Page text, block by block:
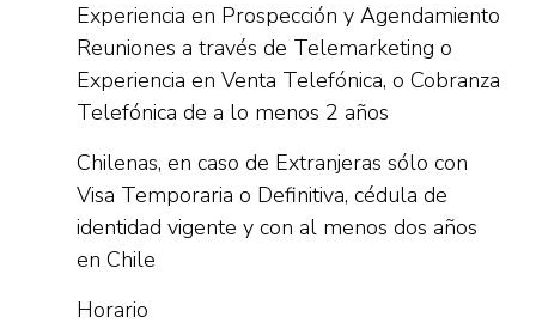
Experiencia en Prospección y Agendamiento
Reuniones a través de Telemarketing o
Experiencia en Venta Telefónica, o Cobranza
Telefónica de a lo menos 2 años
Chilenas, en caso de Extranjeras sólo con
Visa Temporaria o Definitiva, cédula de
identidad vigente y con al menos dos años
en Chile
Horario